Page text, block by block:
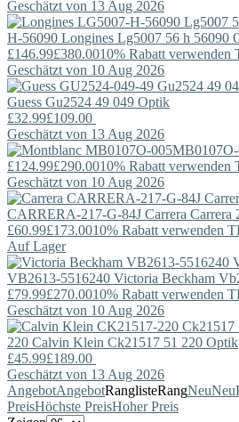
Geschätzt von 13 Aug 2026
H-56090 Longines Lg5007 56 h 56090
£146.99£380.0010% Rabatt verwenden
Geschätzt von 10 Aug 2026
Guess Gu2524 49 049 Optik
£32.99£109.00
Geschätzt von 13 Aug 2026
£124.99£290.0010% Rabatt verwenden
Geschätzt von 10 Aug 2026
CARRERA-217-G-84J Carrera Carrera
£60.99£173.0010% Rabatt verwenden
Auf Lager
VB2613-5516240 Victoria Beckham
£79.99£270.0010% Rabatt verwenden
Geschätzt von 10 Aug 2026
220 Calvin Klein Ck21517 51 220 Optik
£45.99£189.00
Geschätzt von 13 Aug 2026
AngebotAngebotRanglisteRangNeuNeu
PreisHöchste PreisHoher Preis